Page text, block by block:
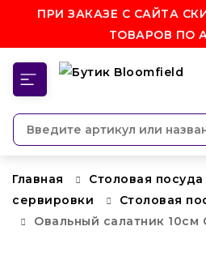
ПРИ ЗАКАЗЕ С САЙТА
ТОВАРОВ ПО
Главная
Столовая
сервировки
Столовая
Овальный салатник 10см